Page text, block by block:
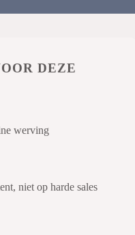
DEZE
werving
niet op harde sales